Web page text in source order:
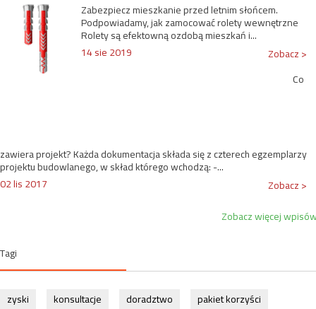
Zabezpiecz mieszkanie przed letnim słońcem.
Podpowiadamy, jak zamocować rolety wewnętrzne
Rolety są efektowną ozdobą mieszkań i...
14 sie 2019
Zobacz >
Co
zawiera projekt? Każda dokumentacja składa się z czterech egzemplarzy
projektu budowlanego, w skład którego wchodzą: -...
02 lis 2017
Zobacz >
Zobacz więcej
Tagi
zyski konsultacje doradztwo
pakiet korzyści